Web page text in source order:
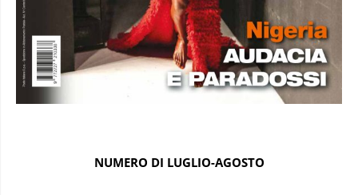
NUMERO DI LUGLIO-AGOSTO